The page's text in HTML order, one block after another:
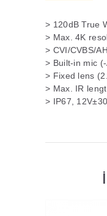
> 120dB True
> Max. 4K
> CVI/CVBS/
> Built-in mic (-
> Fixed lens
> Max. IR
> IP67,